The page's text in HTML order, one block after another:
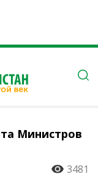
Министров
3481